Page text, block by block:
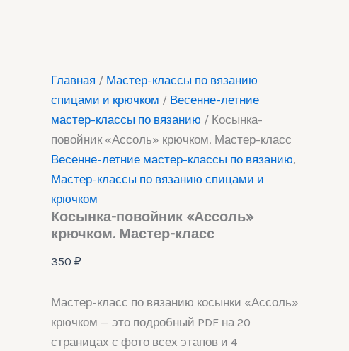
Главная / Мастер-классы по вязанию
спицами и крючком / Весенне-летние
мастер-классы по вязанию / Косынка-
повойник «Ассоль» крючком. Мастер-класс
Весенне-летние мастер-классы по вязанию,
Мастер-классы по вязанию спицами и
крючком
Косынка-повойник «Ассоль»
крючком. Мастер-класс
350 ₽
Мастер-класс по вязанию косынки «Ассоль»
крючком — это подробный PDF на 20
страницах с фото всех этапов и 4